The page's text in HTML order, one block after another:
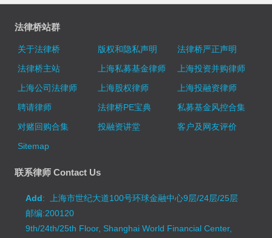
法律桥站群
关于法律桥 版权和隐私声明
法律桥严正声明
法律桥主站
上海私募基金律师
上海投资并购律师
上海公司法律师
上海股权律师
上海投融资律师
聘请律师
法律桥PE宝典
私募基金风控合集
对赌回购合集
投融资讲堂
客户及网友评价
Sitemap
联系律师 Contact Us
Add: 上海市世纪大道100号环球金融中心9层/24层/25层
邮编:200120
9th/24th/25th Floor, Shanghai World Financial Center,